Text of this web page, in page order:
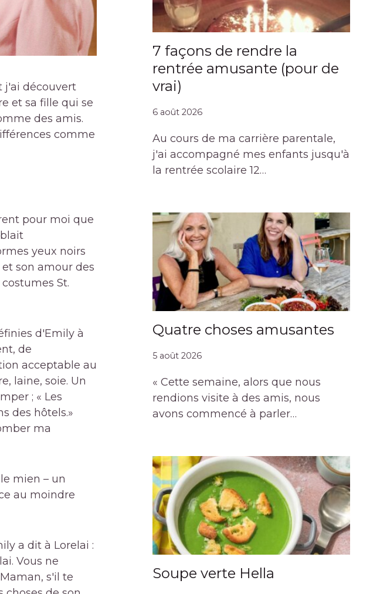
j'ai découvert
et sa fille qui se
des amis.
comme
pour moi que
yeux noirs
son amour des
St.
d'Emily à
de
acceptable au
laine, soie. Un
; « Les
des hôtels.»
ma
mien – un
au moindre
a dit à Lorelai :
Vous ne
s'il te
7 façons de rendre la
rentrée amusante (pour de
vrai)
6 août 2026
Au cours de ma carrière parentale,
j'ai accompagné mes enfants jusqu'à
la rentrée scolaire 12…
Quatre choses amusantes
5 août 2026
« Cette semaine, alors que nous
rendions visite à des amis, nous
avons commencé à parler…
Soupe verte Hella